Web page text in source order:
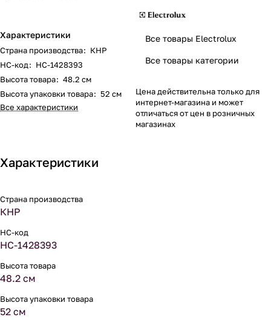
Характеристики
Страна производства: КНР
НС-код: НС-1428393
Высота товара: 48.2 см
Высота упаковки товара: 52 см
Все характеристики
Все товары Electrolux
Все товары категории
Цена действительна только для
интернет-магазина и может
отличаться от цен в розничных
магазинах
Характеристики
Страна производства
КНР
НС-код
НС-1428393
Высота товара
48.2 см
Высота упаковки товара
52 см